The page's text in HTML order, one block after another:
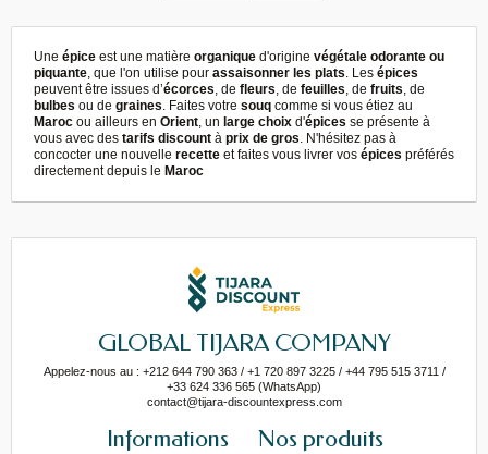
Une épice est une matière organique d'origine végétale odorante ou
piquante, que l'on utilise pour assaisonner les plats. Les épices
peuvent être issues d’écorces, de fleurs, de feuilles, de fruits, de
bulbes ou de graines. Faites votre souq comme si vous étiez au
Maroc ou ailleurs en Orient, un large choix d'épices se présente à
vous avec des tarifs discount à prix de gros. N'hésitez pas à
concocter une nouvelle recette et faites vous livrer vos épices préférés
directement depuis le Maroc
GLOBAL TIJARA COMPANY
Appelez-nous au : +212 644 790 363 / +1 720 897 3225 / +44 795 515 3711 /
+33 624 336 565 (WhatsApp)
contact@tijara-discountexpress.com
Informations Nos produits